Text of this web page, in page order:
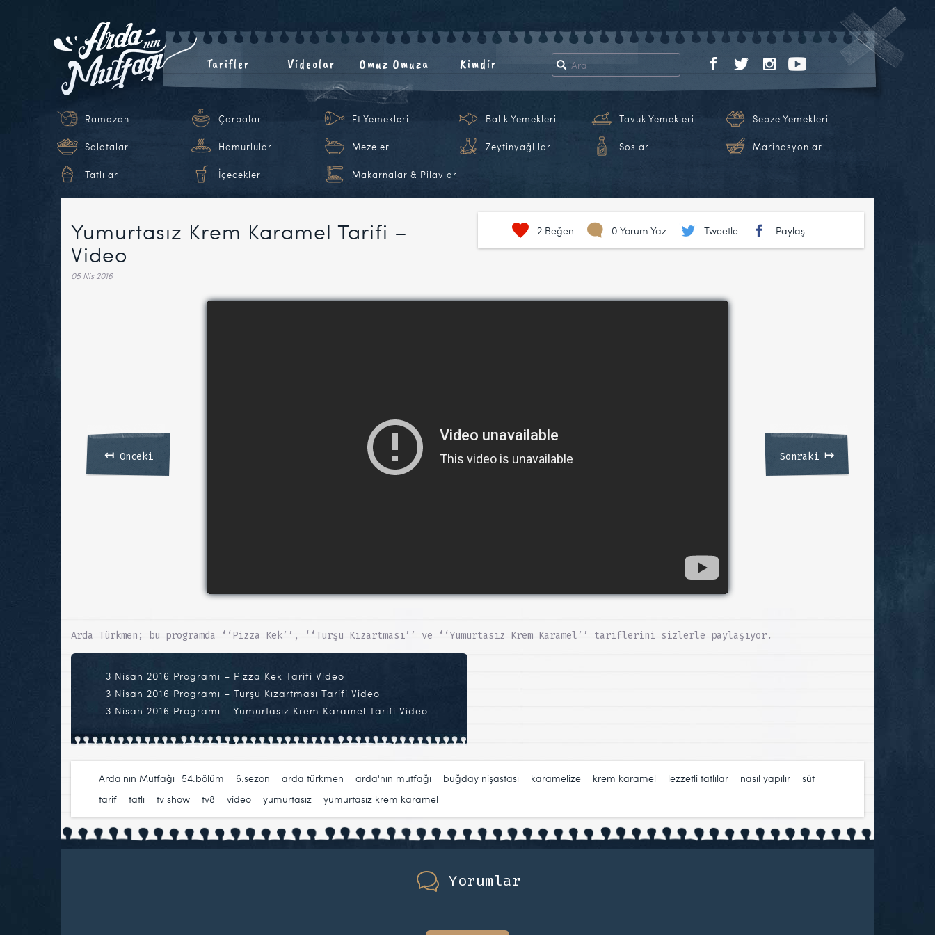
Tarifler Videolar Omuz Omuza Kimdir
Ramazan Çorbalar Et Yemekleri Balık Yemekleri Tavuk Yemekleri Sebze Yemekleri
Salatalar Hamurlular Mezeler Zeytinyağlılar Soslar Marinasyonlar
Tatlılar İçecekler Makarnalar & Pilavlar
Yumurtasız Krem Karamel Tarifi –
Video
05 Nis 2016
2 Beğen 0 Yorum Yaz Tweetle Paylaş
↤Önceki Sonraki ↦
Arda Türkmen; bu programda ‘‘Pizza Kek’’, ‘‘Turşu Kızartması’’ ve ‘‘Yumurtasız Krem Karamel’’ tariflerini sizlerle paylaşıyor.
3 Nisan 2016 Programı – Pizza Kek Tarifi Video
3 Nisan 2016 Programı – Turşu Kızartması Tarifi Video
3 Nisan 2016 Programı – Yumurtasız Krem Karamel Tarifi Video
Arda'nın Mutfağı 54.bölüm 6.sezon arda türkmen arda'nın mutfağı buğday nişastası karamelize krem karamel lezzetli tatlılar nasıl yapılır süt
tarif
tatlı tv show tv8 video yumurtasız yumurtasız krem karamel
Yorumlar